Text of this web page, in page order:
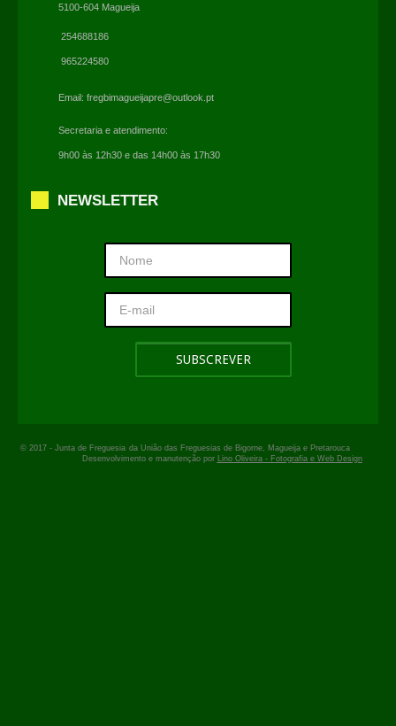
5100-604 Magueija
254688186
965224580
Email: fregbimagueijapre@outlook.pt
Secretaria e atendimento:
9h00 às 12h30 e das 14h00 às 17h30
NEWSLETTER
© 2017 - Junta de Freguesia da União das Freguesias de Bigorne, Magueija e Pretarouca
Desenvolvimento e manutenção por Lino Oliveira - Fotografia e Web Design